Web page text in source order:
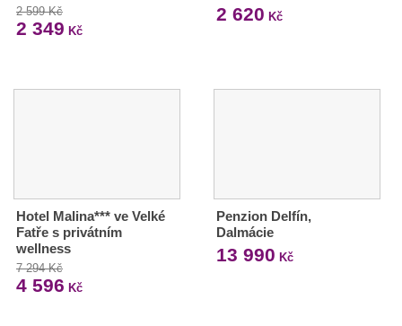
2 599 Kč
2 349 Kč
2 620 Kč
Hotel Malina*** ve Velké
Fatře s privátním
wellness
7 294 Kč
4 596 Kč
Penzion Delfín,
Dalmácie
13 990 Kč